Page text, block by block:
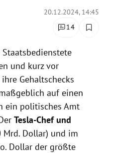
20.12.2024, 14:45
14
und kurz vor
Gehaltschecks
auf einen
ein politisches Amt
Tesla-Chef und
Mrd. Dollar) und im
Dollar der größte